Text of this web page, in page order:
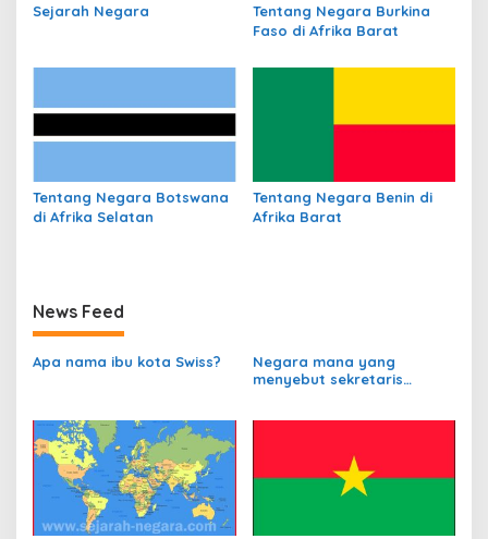
Sejarah Negara
Tentang Negara Burkina
Faso di Afrika Barat
Tentang Negara Botswana
di Afrika Selatan
Tentang Negara Benin di
Afrika Barat
News Feed
Apa nama ibu kota Swiss?
Negara mana yang
menyebut sekretaris